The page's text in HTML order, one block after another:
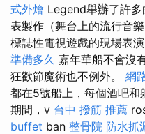
式外燴 Legend舉辦了許
表製作（舞台上的流行音
標誌性電視遊戲的現場表演
準備多久 嘉年華船不會沒
狂歡節魔術也不例外。 網
都在5號船上，每個酒吧和
期間，v 台中 撥筋 推薦
buffet ban 整骨院 防水抓